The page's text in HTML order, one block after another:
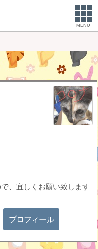
MENU
、宜しくお願い致します
プロフィール